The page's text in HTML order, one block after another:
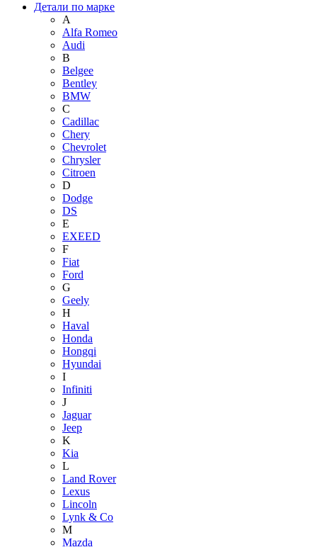
Детали по марке
A
Alfa Romeo
Audi
B
Belgee
Bentley
BMW
C
Cadillac
Chery
Chevrolet
Chrysler
Citroen
D
Dodge
DS
E
EXEED
F
Fiat
Ford
G
Geely
H
Haval
Honda
Hongqi
Hyundai
I
Infiniti
J
Jaguar
Jeep
K
Kia
L
Land Rover
Lexus
Lincoln
Lynk & Co
M
Mazda